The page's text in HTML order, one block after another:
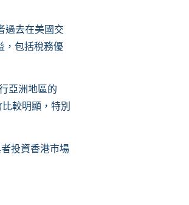
過去在美國交
，包括稅務優
亞洲地區的
較明顯，特別
投資香港市場